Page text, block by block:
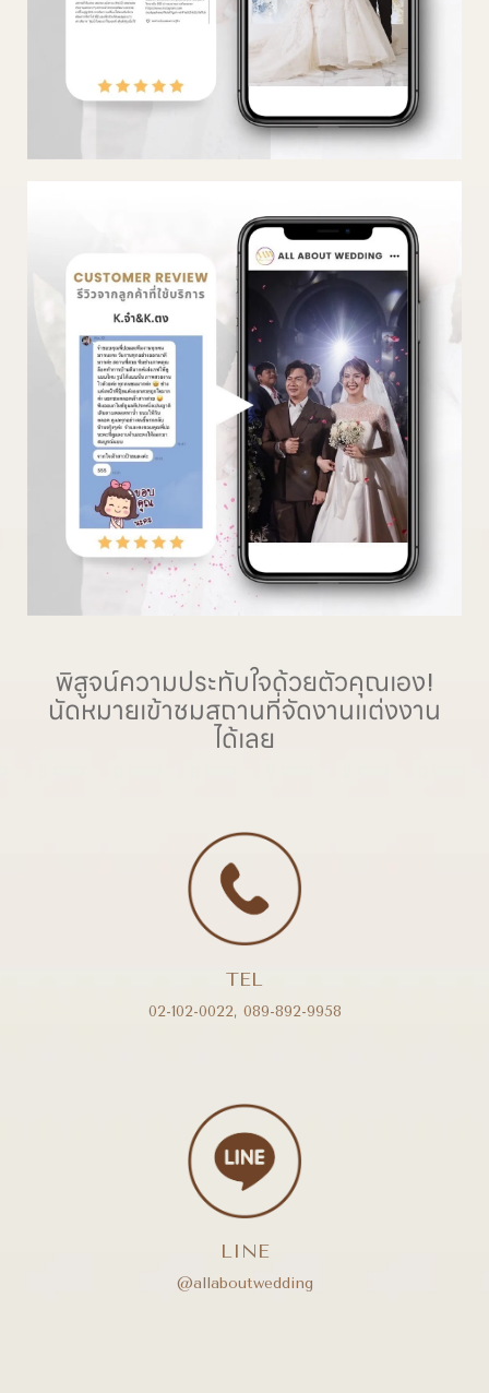
พิสูจน์ความประทับใจด้วยตัวคุณเอง!
นัดหมายเข้าชมสถานที่จัดงานแต่งงาน
ได้เลย
TEL
02-102-0022, 089-892-9958
LINE
@allaboutwedding